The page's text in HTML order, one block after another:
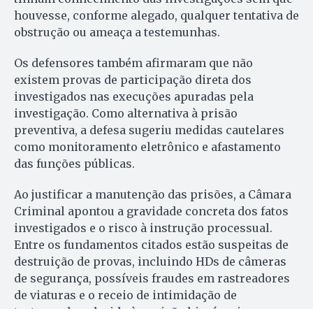
houvesse, conforme alegado, qualquer tentativa de
obstrução ou ameaça a testemunhas.
Os defensores também afirmaram que não
existem provas de participação direta dos
investigados nas execuções apuradas pela
investigação. Como alternativa à prisão
preventiva, a defesa sugeriu medidas cautelares
como monitoramento eletrônico e afastamento
das funções públicas.
Ao justificar a manutenção das prisões, a Câmara
Criminal apontou a gravidade concreta dos fatos
investigados e o risco à instrução processual.
Entre os fundamentos citados estão suspeitas de
destruição de provas, incluindo HDs de câmeras
de segurança, possíveis fraudes em rastreadores
de viaturas e o receio de intimidação de